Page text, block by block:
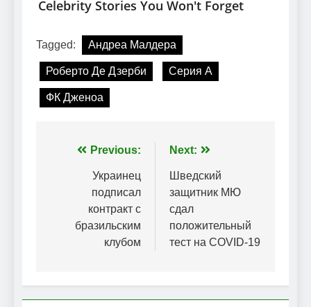
Tagged: Андреа Малдера
Роберто Де Дзерби Серия А
ФК Дженоа
Навігація
записів
Previous:
Украинец
подписал
контракт с
бразильским
клубом
Next:
Шведский
защитник МЮ
сдал
положительный
тест на COVID-19